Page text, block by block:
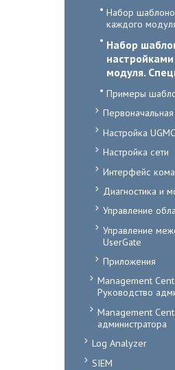
Набор
каждого
Набор
модуля.
Примеры
Настройка UGMC
Настройка сети
Интерфейс
Диагностика и
Управление
Управление
UserGate
Приложения
Management
Руководство
Management
администратора
Log Analyzer
SIEM